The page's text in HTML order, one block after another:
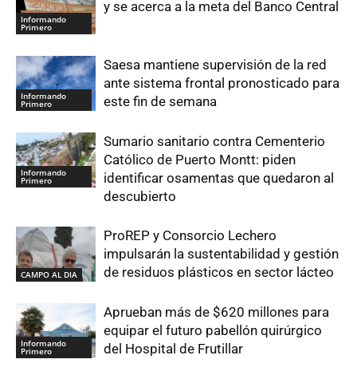
Informando
Primero
y se acerca a la meta del Banco Central
Informando
Primero
Saesa mantiene supervisión de la red
ante sistema frontal pronosticado para
este fin de semana
Informando
Primero
Sumario sanitario contra Cementerio
Católico de Puerto Montt: piden
identificar osamentas que quedaron al
descubierto
CAMPO AL DIA
ProREP y Consorcio Lechero
impulsarán la sustentabilidad y gestión
de residuos plásticos en sector lácteo
Informando
Primero
Aprueban más de $620 millones para
equipar el futuro pabellón quirúrgico
del Hospital de Frutillar